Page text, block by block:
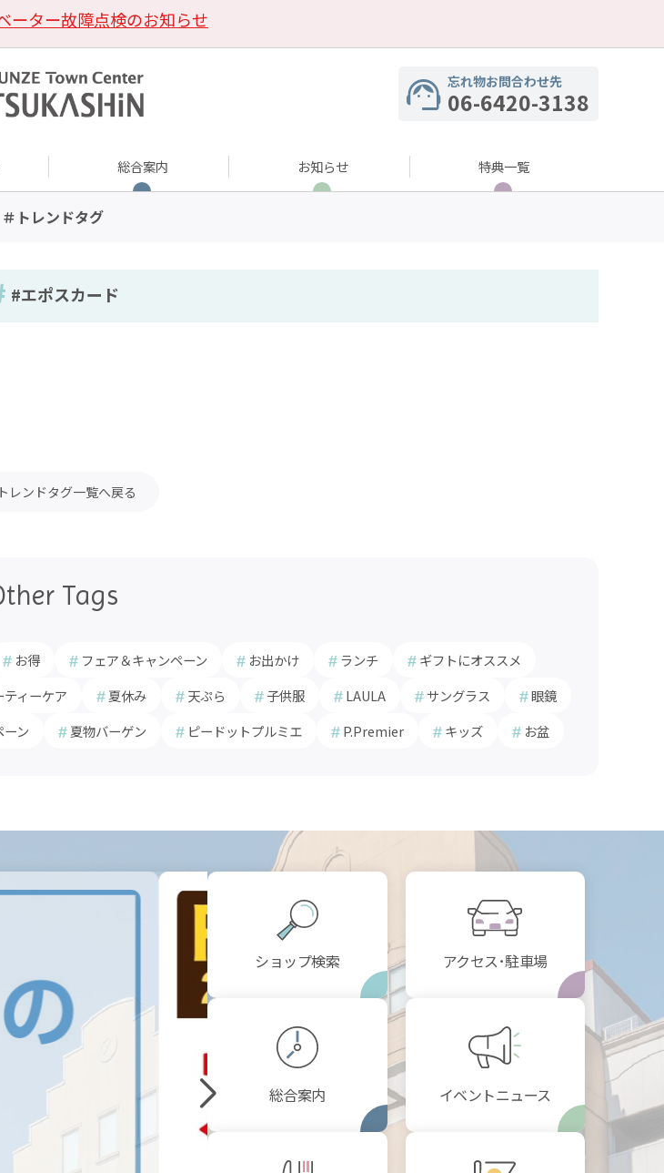
ーター故障点検のお知らせ
忘れ物お問合わせ先
06-6420-3138
総合案内 お知らせ 特典一覧
＃トレンドタグ
#エポスカード
レンドタグ一覧へ戻る
Tags
お得 フェア＆キャンペーン お出かけ ランチ
ギフトにオススメ
ティーケア 夏休み 天ぷら 子供服 LAULA サングラス
眼鏡
ーン 夏物バーゲン ピードットプルミエ P.Premier キッズ お盆
ショップ検索 アクセス･駐車場
総合案内 イベントニュース